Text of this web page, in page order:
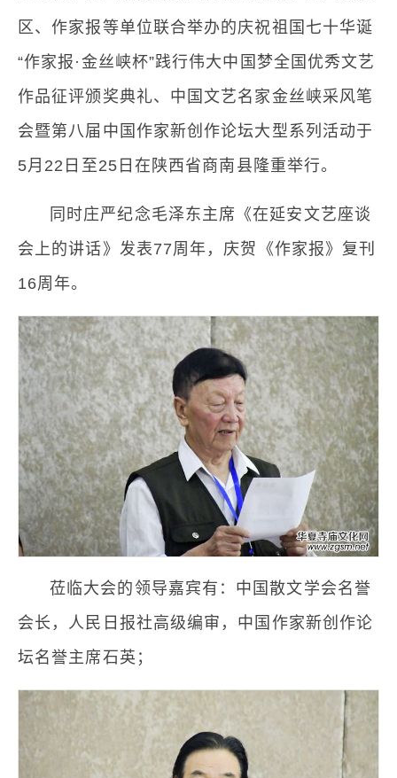
区、作家报等单位联合举办的庆祝祖国七十华诞
“作家报·金丝峡杯”践行伟大中国梦全国优秀文艺
作品征评颁奖典礼、中国文艺名家金丝峡采风笔
会暨第八届中国作家新创作论坛大型系列活动于
5月22日至25日在陕西省商南县隆重举行。
同时庄严纪念毛泽东主席《在延安文艺座谈
会上的讲话》发表77周年，庆贺《作家报》复刊
16周年。
莅临大会的领导嘉宾有：中国散文学会名誉
会长，人民日报社高级编审，中国作家新创作论
坛名誉主席石英；